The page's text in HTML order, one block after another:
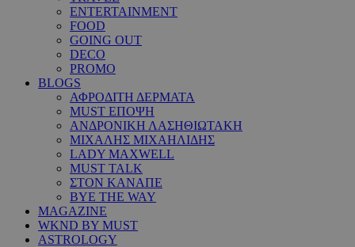
ENTERTAINMENT
FOOD
GOING OUT
DECO
PROMO
BLOGS
ΑΦΡΟΔΙΤΗ ΔΕΡΜΑΤΑ
MUST ΕΠΟΨΗ
ΑΝΔΡΟΝΙΚΗ ΛΑΣΗΘΙΩΤΑΚΗ
ΜΙΧΑΛΗΣ ΜΙΧΑΗΛΙΔΗΣ
LADY MAXWELL
MUST TALK
ΣΤΟΝ ΚΑΝΑΠΕ
BYE THE WAY
MAGAZINE
WKND BY MUST
ASTROLOGY